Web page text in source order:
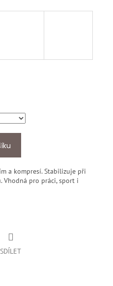
a kompresí. Stabilizuje při
Vhodná pro práci, sport i
SDÍLET